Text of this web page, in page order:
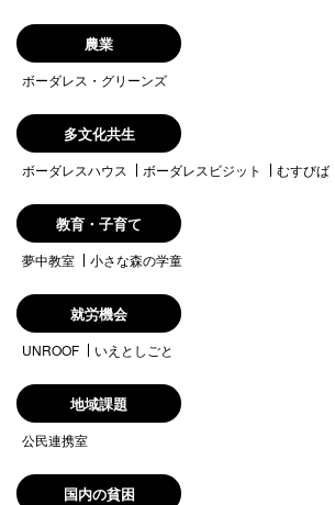
農業
ボーダレス・グリーンズ
多文化共生
ボーダレスハウス ボーダレスビジット むすびば
教育・子育て
夢中教室 小さな森の学童
就労機会
UNROOF いえとしごと
地域課題
公民連携室
国内の貧困